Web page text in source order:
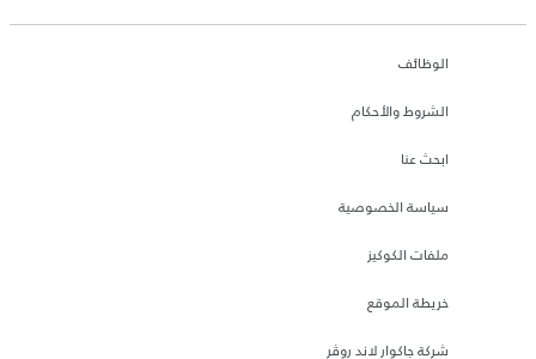
الوظائف
الشروط والأحكام
ابحث عنا
سياسة الخصوصية
ملفات الكوكيز
خريطة الموقع
شركة جاكوار لاند روڤر